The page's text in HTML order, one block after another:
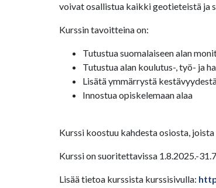
voivat osallistua kaikki geotieteistä ja
Kurssin tavoitteina on:
Tutustua suomalaiseen alan
Tutustua alan koulutus-, työ- ja
Lisätä ymmärrystä
Innostua opiskelemaan alaa
Kurssi koostuu kahdesta osiosta,
Kurssi on suoritettavissa 1.8.2025.-
Lisää tietoa kurssista kurssisivulla: